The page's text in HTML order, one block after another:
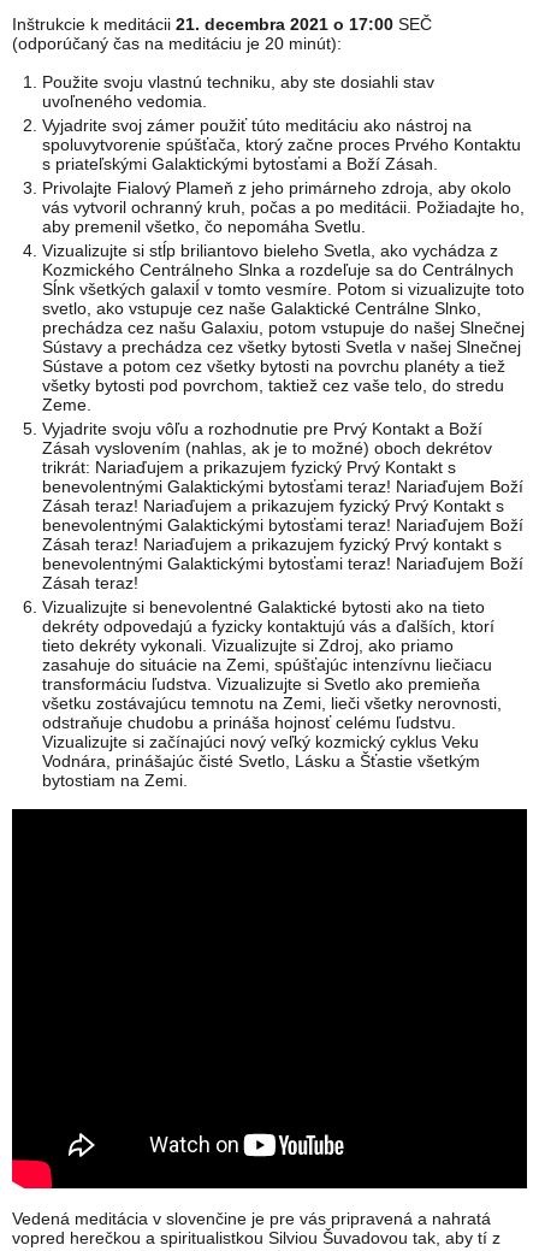
Inštrukcie k meditácii 21. decembra 2021 o 17:00 SEČ
(odporúčaný čas na meditáciu je 20 minút):
Použite svoju vlastnú techniku, aby ste dosiahli stav
uvoľneného vedomia.
Vyjadrite svoj zámer použiť túto meditáciu ako nástroj na
spoluvytvorenie spúšťača, ktorý začne proces Prvého Kontaktu
s priateľskými Galaktickými bytosťami a Boží Zásah.
Privolajte Fialový Plameň z jeho primárneho zdroja, aby okolo
vás vytvoril ochranný kruh, počas a po meditácii. Požiadajte ho,
aby premenil všetko, čo nepomáha Svetlu.
Vizualizujte si stĺp briliantovo bieleho Svetla, ako vychádza z
Kozmického Centrálneho Slnka a rozdeľuje sa do Centrálnych
Sĺnk všetkých galaxiÍ v tomto vesmíre. Potom si vizualizujte toto
svetlo, ako vstupuje cez naše Galaktické Centrálne Slnko,
prechádza cez našu Galaxiu, potom vstupuje do našej Slnečnej
Sústavy a prechádza cez všetky bytosti Svetla v našej Slnečnej
Sústave a potom cez všetky bytosti na povrchu planéty a tiež
všetky bytosti pod povrchom, taktiež cez vaše telo, do stredu
Zeme.
Vyjadrite svoju vôľu a rozhodnutie pre Prvý Kontakt a Boží
Zásah vyslovením (nahlas, ak je to možné) oboch dekrétov
trikrát: Nariaďujem a prikazujem fyzický Prvý Kontakt s
benevolentnými Galaktickými bytosťami teraz! Nariaďujem Boží
Zásah teraz! Nariaďujem a prikazujem fyzický Prvý Kontakt s
benevolentnými Galaktickými bytosťami teraz! Nariaďujem Boží
Zásah teraz! Nariaďujem a prikazujem fyzický Prvý kontakt s
benevolentnými Galaktickými bytosťami teraz! Nariaďujem Boží
Zásah teraz!
Vizualizujte si benevolentné Galaktické bytosti ako na tieto
dekréty odpovedajú a fyzicky kontaktujú vás a ďalších, ktorí
tieto dekréty vykonali. Vizualizujte si Zdroj, ako priamo
zasahuje do situácie na Zemi, spúšťajúc intenzívnu liečiacu
transformáciu ľudstva. Vizualizujte si Svetlo ako premieňa
všetku zostávajúcu temnotu na Zemi, lieči všetky nerovnosti,
odstraňuje chudobu a prináša hojnosť celému ľudstvu.
Vizualizujte si začínajúci nový veľký kozmický cyklus Veku
Vodnára, prinášajúc čisté Svetlo, Lásku a Šťastie všetkým
bytostiam na Zemi.
Vedená meditácia v slovenčine je pre vás pripravená a nahratá
vopred herečkou a spiritualistkou Silviou Šuvadovou tak, aby tí z